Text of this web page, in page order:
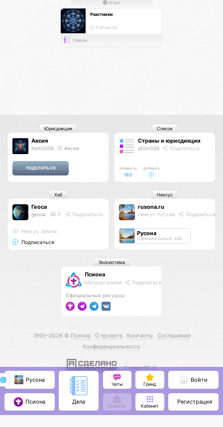
Агора
Участники
5 объектов
Список
Аксия
item2058 Аксия
Юрисдикция
Страны и юрисдикции
atom558 Поделиться
Элементы
193
Добавить
Список
Геоса
geosa 7 Поделиться
Нексус Земли
Подписаться
Хаб
rusona.ru
Нексус России Поделиться
Русона
Официальный хаб
Нексус
Псиона
Метаорганизм Поделиться
Официальные ресурсы:
Экосистема
1995–2026 © Псиона О проекте Контакты
Соглашение
Конфиденциальность
С нами КО 🕉️
Русона
Псиона Дела
Чаты Гринд
Кошелёк Кабинет
Войти
Регистрация